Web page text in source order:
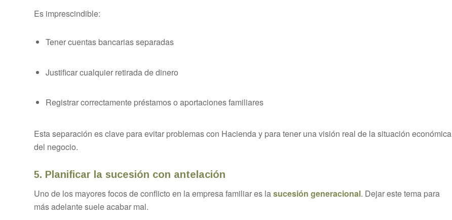
Es imprescindible:
Tener cuentas bancarias separadas
Justificar cualquier retirada de dinero
Registrar correctamente préstamos o aportaciones familiares
Esta separación es clave para evitar problemas con Hacienda y para tener una visión real de la situación económica
del negocio.
5. Planificar la sucesión con antelación
Uno de los mayores focos de conflicto en la empresa familiar es lasucesión generacional. Dejar este tema para
más adelante suele acabar mal.